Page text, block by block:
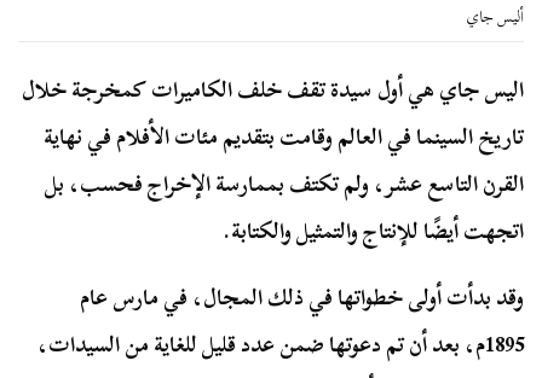
أليس جاي
اليس جاي هي أول سيدة تقف خلف الكاميرات كمخرجة خلال
تاريخ السينما في العالم وقامت بتقديم مئات الأفلام في نهاية
القرن التاسع عشر، ولم تكتف بممارسة الإخراج فحسب، بل
اتجهت أيضًا للإنتاج والتمثيل والكتابة.
وقد بدأت أولى خطواتها في ذلك المجال، في مارس عام
1895م، بعد أن تم دعوتها ضمن عدد قليل للغاية من السيدات،